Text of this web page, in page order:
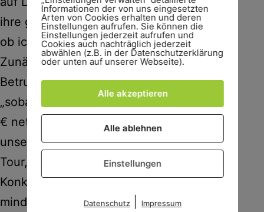
ihre geplanten Fresstouren in München,
ob ich Interesse hätte?
Zunächst vermutete ich einen
Betrugsversuch. Dann einen Haken à la
„sobald du unser Guide-Training für 4.800
€ netto absolviert hast, kommst du auf
unsere Liste und kriegstganz baldeine
Tour, versprochen“. Dann eine irrsinnige
Konkurrenzsituation, wo sich um jede Tour
mindestens fünf Guides prügeln.
Informationen der von uns eingesetzten
Arten von Cookies erhalten und deren
Einstellungen aufrufen. Sie können die
Einstellungen jederzeit aufrufen und
Cookies auch nachträglich jederzeit
abwählen (z.B. in der Datenschutzerklärung
oder unten auf unserer Webseite).
Alle akzeptieren
Alle ablehnen
Einstellungen
Datenschutz| Impressum